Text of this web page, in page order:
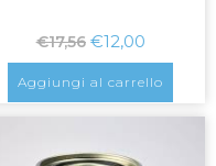
€17,56 €12,00
Aggiungi al carrello